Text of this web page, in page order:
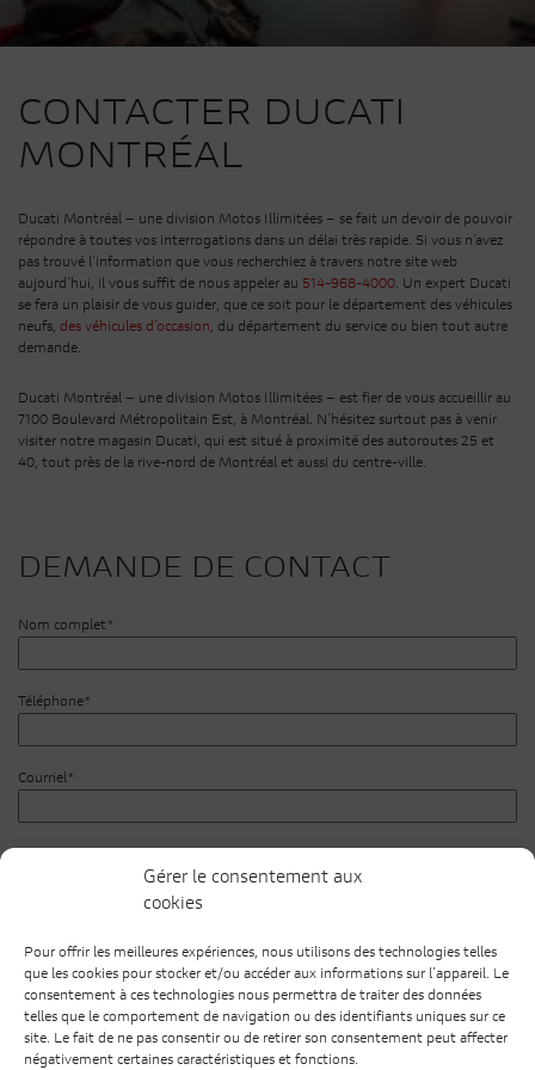
Gérer le consentement aux
cookies
Pour offrir les meilleures expériences, nous utilisons des technologies telles
que les cookies pour stocker et/ou accéder aux informations sur l'appareil. Le
consentement à ces technologies nous permettra de traiter des données
telles que le comportement de navigation ou des identifiants uniques sur ce
site. Le fait de ne pas consentir ou de retirer son consentement peut affecter
négativement certaines caractéristiques et fonctions.
CONTACTER DUCATI
MONTRÉAL
Ducati Montréal – une division Motos Illimitées – se fait un devoir de pouvoir
répondre à toutes vos interrogations dans un délai très rapide. Si vous n’avez
pas trouvé l’information que vous recherchiez à travers notre site web
aujourd’hui, il vous suffit de nous appeler au 514-968-4000. Un expert Ducati
se fera un plaisir de vous guider, que ce soit pour le département des véhicules
neufs, des véhicules d’occasion, du département du service ou bien tout autre
demande.
Ducati Montréal – une division Motos Illimitées – est fier de vous accueillir au
7100 Boulevard Métropolitain Est, à Montréal. N’hésitez surtout pas à venir
visiter notre magasin Ducati, qui est situé à proximité des autoroutes 25 et
40, tout près de la rive-nord de Montréal et aussi du centre-ville.
DEMANDE DE CONTACT
Nom complet*
Téléphone*
Courriel*